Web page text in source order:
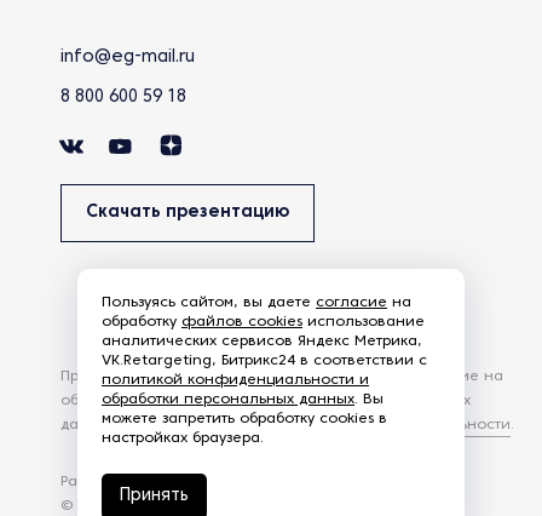
info@eg-mail.ru
8 800 600 59 18
Скачать презентацию
Разработка сайта —
© 2026 – Eurasia Group. Все права защищены
Продолжая использовать наш сайт, вы даете согласие на
обработку файлов Cookies и других пользовательских
данных, в соответствии сПолитикой конфиденциальности.
Пользуясь сайтом, вы даете согласие на
обработку файлов cookies использование
аналитических сервисов Яндекс Метрика,
VK.Retargeting, Битрикс24 в соответствии с
политикой конфиденциальности и
обработки персональных данных. Вы
можете запретить обработку cookies в
настройках браузера.
Принять